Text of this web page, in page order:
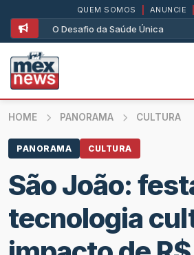
O Desafio da Saúde Única
QUEM SOMOS ANUNCIE
HOME PANORAMA CULTURA
PANORAMA CULTURA
São João:
tecnologia